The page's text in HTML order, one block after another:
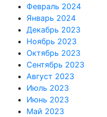
Февраль 2024
Январь 2024
Декабрь 2023
Ноябрь 2023
Октябрь 2023
Сентябрь 2023
Август 2023
Июль 2023
Июнь 2023
Май 2023